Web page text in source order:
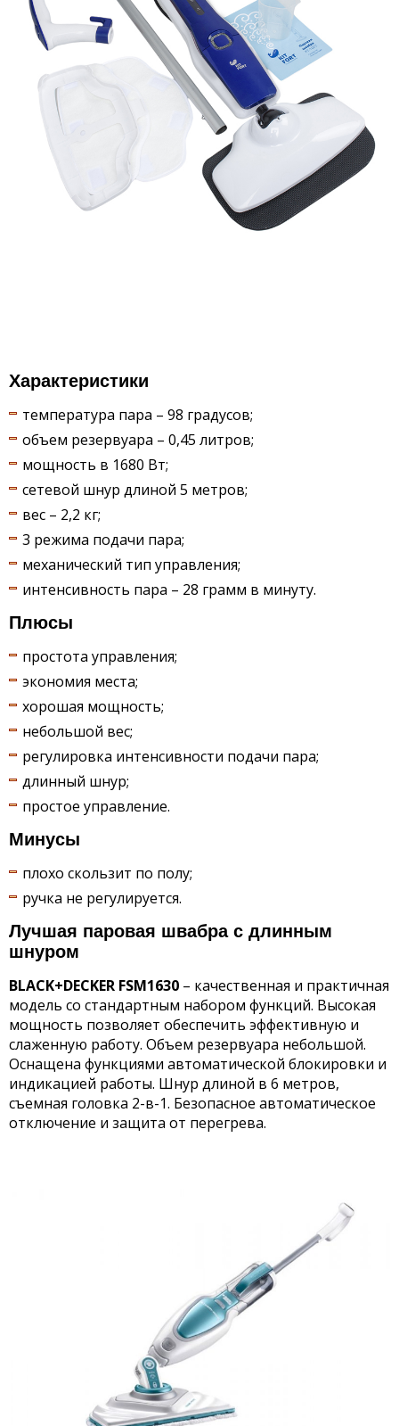
Характеристики
температура пара – 98 градусов;
объем резервуара – 0,45 литров;
мощность в 1680 Вт;
сетевой шнур длиной 5 метров;
вес – 2,2 кг;
3 режима подачи пара;
механический тип управления;
интенсивность пара – 28 грамм в минуту.
Плюсы
простота управления;
экономия места;
хорошая мощность;
небольшой вес;
регулировка интенсивности подачи пара;
длинный шнур;
простое управление.
Минусы
плохо скользит по полу;
ручка не регулируется.
Лучшая паровая швабра с длинным
шнуром
BLACK+DECKER FSM1630 – качественная и практичная
модель со стандартным набором функций. Высокая
мощность позволяет обеспечить эффективную и
слаженную работу. Объем резервуара небольшой.
Оснащена функциями автоматической блокировки и
индикацией работы. Шнур длиной в 6 метров,
съемная головка 2-в-1. Безопасное автоматическое
отключение и защита от перегрева.